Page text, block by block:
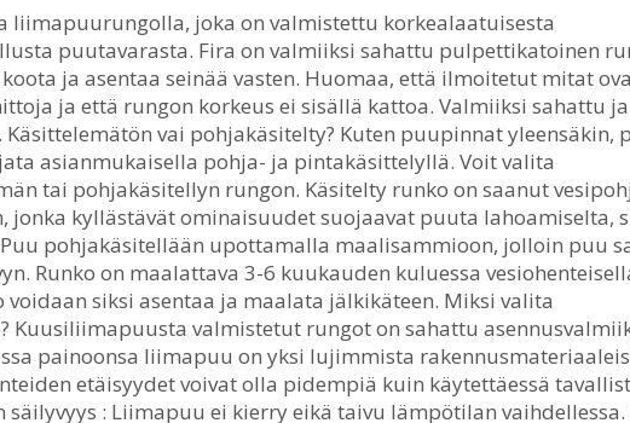
liimapuurungolla, joka on valmistettu korkealaatuisesta
puutavarasta. Fira on valmiiksi sahattu pulpettikatoinen
ja asentaa seinää vasten. Huomaa, että ilmoitetut mitat
ja että rungon korkeus ei sisällä kattoa. Valmiiksi sahattu ja
Käsittelemätön vai pohjakäsitelty? Kuten puupinnat yleensäkin,
asianmukaisella pohja- ja pintakäsittelyllä. Voit valita
tai pohjakäsitellyn rungon. Käsitelty runko on saanut
jonka kyllästävät ominaisuudet suojaavat puuta lahoamiselta,
pohjakäsitellään upottamalla maalisammioon, jolloin puu
Runko on maalattava 3-6 kuukauden kuluessa
voidaan siksi asentaa ja maalata jälkikäteen. Miksi valita
Kuusiliimapuusta valmistetut rungot on sahattu
painoonsa liimapuu on yksi lujimmista
etäisyydet voivat olla pidempiä kuin käytettäessä
säilyvyys : Liimapuu ei kierry eikä taivu lämpötilan